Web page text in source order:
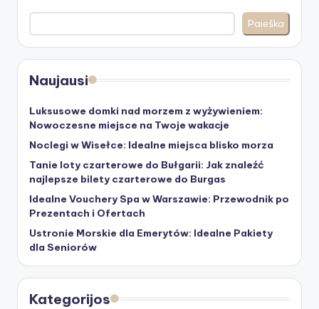
Paieška
Naujausi
Luksusowe domki nad morzem z wyżywieniem:
Nowoczesne miejsce na Twoje wakacje
Noclegi w Wisełce: Idealne miejsca blisko morza
Tanie loty czarterowe do Bułgarii: Jak znaleźć
najlepsze bilety czarterowe do Burgas
Idealne Vouchery Spa w Warszawie: Przewodnik po
Prezentach i Ofertach
Ustronie Morskie dla Emerytów: Idealne Pakiety
dla Seniorów
Kategorijos